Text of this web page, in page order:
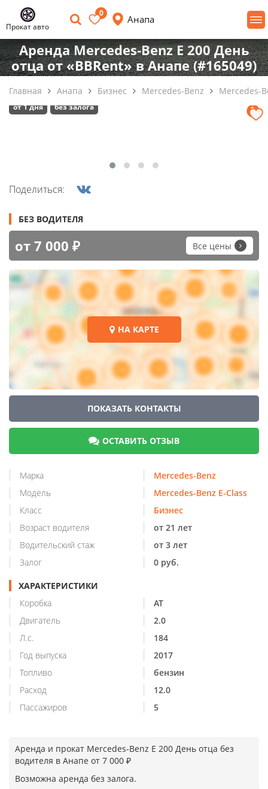
Прокат авто
0
Анапа
Аренда Mercedes‑Benz E 200 День
отца от «BBRent» в Анапе (#165049)
Главная Анапа Бизнес Mercedes-Benz Mercedes-
от 1 дня без залога
Поделиться:
БЕЗ ВОДИТЕЛЯ
от 7 000 ₽ Все цены
НА КАРТЕ
ПОКАЗАТЬ КОНТАКТЫ
ОСТАВИТЬ ОТЗЫВ
Марка
Mercedes-Benz
Модель
Mercedes-Benz E-Class
Класс
Бизнес
Возраст водителя
от 21 лет
Водительский стаж
от 3 лет
Залог
0 руб.
ХАРАКТЕРИСТИКИ
Коробка
АТ
Двигатель
2.0
Л.с.
184
Год выпуска
2017
Топливо
бензин
Расход
12.0
Пассажиров
5
Аренда и прокат Mercedes‑Benz E 200 День отца без
водителя в Анапе от 7 000 ₽
Возможна аренда без залога.